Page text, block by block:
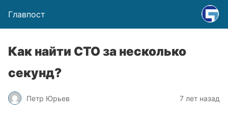
Главпост
Как найти СТО за несколько
секунд?
Петр Юрьев 7 лет назад